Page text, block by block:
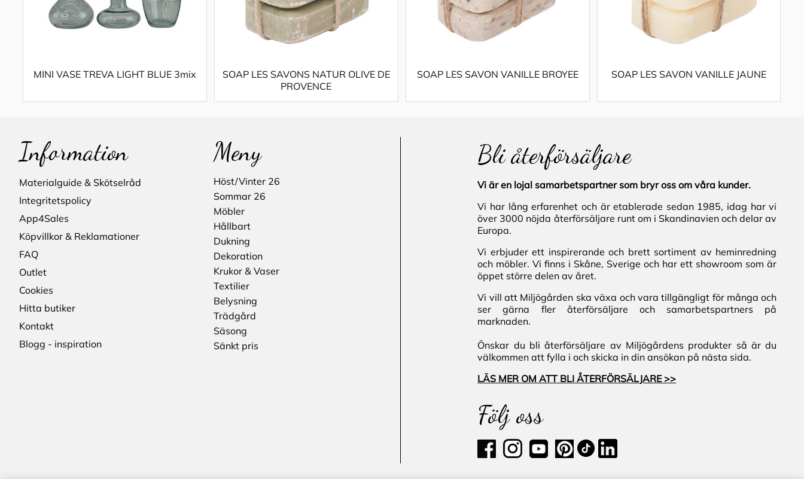
MINI VASE TREVA LIGHT BLUE 3mix
SOAP LES SAVONS NATUR OLIVE DE
PROVENCE
SOAP LES SAVON VANILLE BROYEE SOAP LES SAVON VANILLE JAUNE
Information
Materialguide & Skötselråd
Integritetspolicy
App4Sales
Köpvillkor & Reklamationer
FAQ
Outlet
Cookies
Hitta butiker
Kontakt
Blogg - inspiration
Meny
Höst/Vinter 26
Sommar 26
Möbler
Hållbart
Dukning
Dekoration
Krukor & Vaser
Textilier
Belysning
Trädgård
Säsong
Sänkt pris
Bli återförsäljare
Vi är en lojal samarbetspartner som bryr oss om våra kunder.
Vi har lång erfarenhet och är etablerade sedan 1985, idag har vi
över 3000 nöjda återförsäljare runt om i Skandinavien och delar av
Europa.
Vi erbjuder ett inspirerande och brett sortiment av heminredning
och möbler. Vi finns i Skåne, Sverige och har ett showroom som är
öppet större delen av året.
Vi vill att Miljögården ska växa och vara tillgängligt för många och
ser gärna fler återförsäljare och samarbetspartners på
marknaden.
Önskar du bli återförsäljare av Miljögårdens produkter så är du
välkommen att fylla i och skicka in din ansökan på nästa sida.
LÄS MER OM ATT BLI ÅTERFÖRSÄLJARE >>
Följ oss